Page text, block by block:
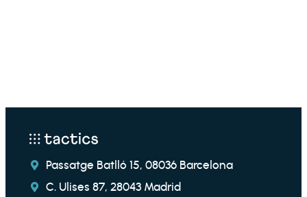
Passatge Batlló 15, 08036 Barcelona
C. Ulises 87, 28043 Madrid